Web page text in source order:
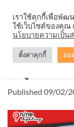
content
Published 09/02/
เราใช้คุกกี้เพื่อพัฒ
ใช้เว็บไซต์ของคุณ
นโยบายความเป็น
ตั้งค่าคุกกี้ ยอ